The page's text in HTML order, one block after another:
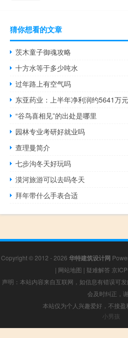
猜你想看的文章
茨木童子御魂攻略
十方水等于多少吨水
过年路上有空气吗
东亚药业：上半年净利润约5641万
“谷鸟喜相见”的出处是哪里
园林专业考研好就业吗
查理曼简介
七步沟冬天好玩吗
漠河旅游可以去吗冬天
拜年带什么手表合适
Copyright © 2012 - 2026 华特建筑设计网
| 网站地图 | 疑难解答 京
声明：本站内容来自互联网，如信息有错误可
会及时纠正，
本站仅为个人兴趣爱好，不接
小男孩